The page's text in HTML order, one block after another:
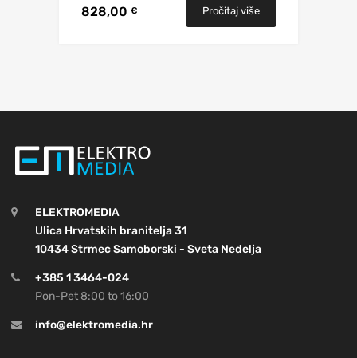
828,00 € Pročitaj više
ELEKTROMEDIA
Ulica Hrvatskih branitelja 31
10434 Strmec Samoborski - Sveta Nedelja
+385 1 3464-024
Pon-Pet 8:00 to 16:00
info@elektromedia.hr